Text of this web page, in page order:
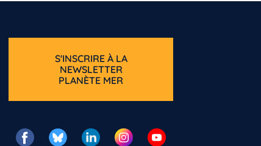
S'INSCRIRE À LA
NEWSLETTER
PLANÈTE MER